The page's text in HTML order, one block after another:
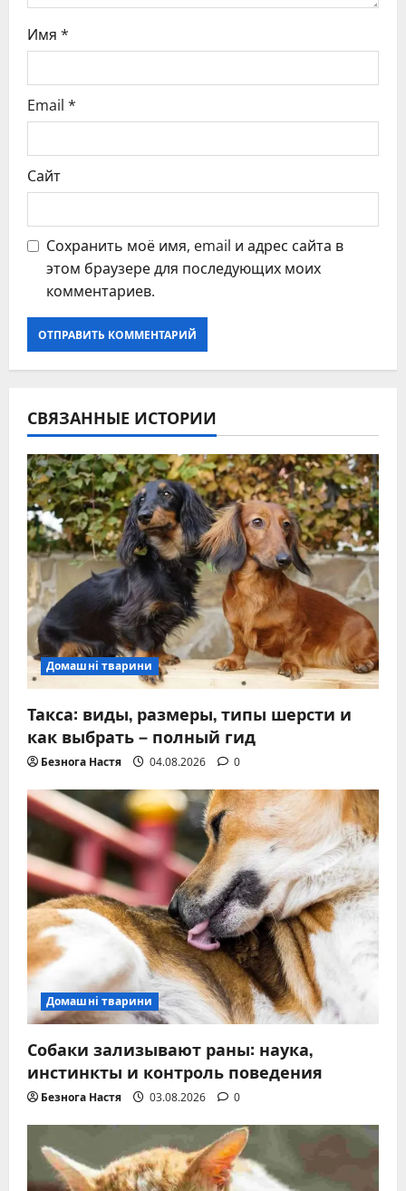
с
я
м
Имя *
Email *
Сайт
Сохранить моё имя, email и адрес сайта в
этом браузере для последующих моих
комментариев.
СВЯЗАННЫЕ ИСТОРИИ
Домашні тварини
Такса: виды, размеры, типы шерсти и
как выбрать – полный гид
Безнога Настя 04.08.2026 0
Домашні тварини
Собаки зализывают раны: наука,
инстинкты и контроль поведения
Безнога Настя 03.08.2026 0